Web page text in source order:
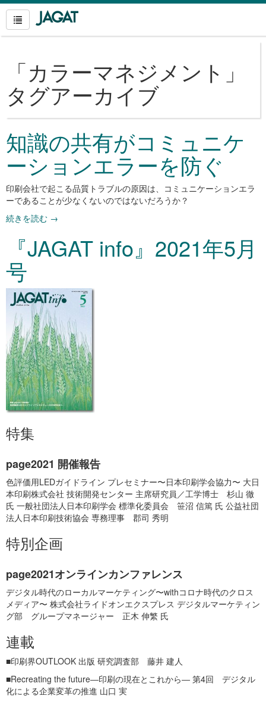
「カラーマネジメント 」
タグアーカイブ
知識の共有がコミュニケ
ーションエラーを防ぐ
印刷会社で起こる品質トラブルの原因は、コミュニケーションエラ
ーであることが少なくないのではないだろうか？
続きを読む →
『JAGAT info』2021年5月
号
特集
page2021 開催報告
色評価用LEDガイドライン プレセミナー〜日本印刷学会協力〜 大日
本印刷株式会社 技術開発センター 主席研究員／工学博士 杉山 徹
氏 一般社団法人日本印刷学会 標準化委員会 笹沼 信篤 氏 公益社団
法人日本印刷技術協会 専務理事 郡司 秀明
特別企画
page2021オンラインカンファレンス
デジタル時代のローカルマーケティング〜withコロナ時代のクロス
メディア〜 株式会社ライドオンエクスプレス デジタルマーケティン
グ部 グループマネージャー 正木 伸繁 氏
連載
■印刷界OUTLOOK 出版 研究調査部 藤井 建人
■Recreating the future―印刷の現在とこれから― 第4回 デジタル
化による企業変革の推進 山口 実